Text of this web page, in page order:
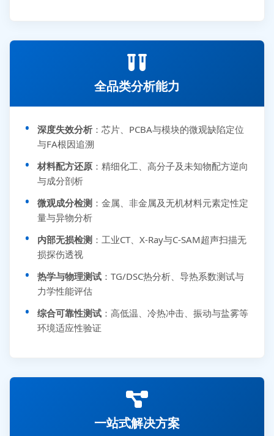
全品类分析能力
深度失效分析 ：芯片、PCBA与模块的微观缺陷定位
与FA根因追溯
材料配方还原 ：精细化工、高分子及未知物配方逆向
与成分剖析
微观成分检测 ：金属、非金属及无机材料元素定性定
量与异物分析
内部无损检测 ：工业CT、X-Ray与C-SAM超声扫描无
损探伤透视
热学与物理测试 ：TG/DSC热分析、导热系数测试与
力学性能评估
综合可靠性测试 ：高低温、冷热冲击、振动与盐雾等
环境适应性验证
一站式解决方案